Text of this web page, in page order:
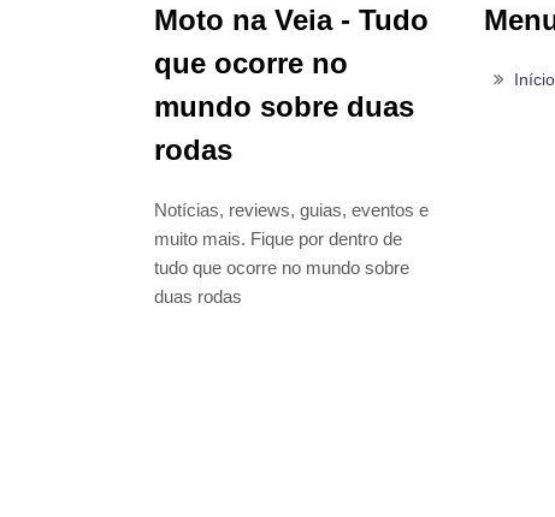
Moto na Veia - Tudo
que ocorre no
mundo sobre duas
rodas
Notícias, reviews, guias, eventos e
muito mais. Fique por dentro de
tudo que ocorre no mundo sobre
duas rodas
Início